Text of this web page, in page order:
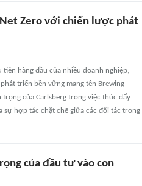
Zero với chiến lược phát
hàng đầu của nhiều doanh nghiệp,
triển bền vững mang tên Brewing
của Carlsberg trong việc thúc đẩy
sự hợp tác chặt chẽ giữa các đối tác trong
của đầu tư vào con